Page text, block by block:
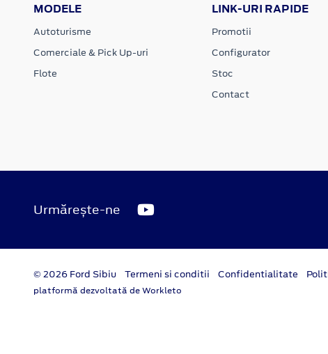
MODELE
Autoturisme
Comerciale & Pick Up-uri
Flote
LINK-URI RAPIDE
Promotii
Configurator
Stoc
Contact
Urmărește-ne
© 2026 Ford Sibiu Termeni si conditii Confidentialitate
platformă dezvoltată de Workleto